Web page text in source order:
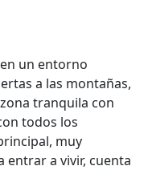
un entorno
a las montañas,
tranquila con
todos los
muy
entrar a vivir, cuenta